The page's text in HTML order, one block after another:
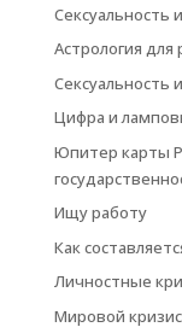
Сексуальность
Астрология для
Сексуальность
Цифра и
Юпитер карты
Ищу работу
Как
Личностные
Мировой